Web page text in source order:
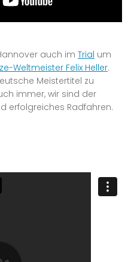
auch im Trial um
Weltmeister Felix Heller.
Meistertitel zu
immer, wir sind der
erfolgreiches Radfahren.